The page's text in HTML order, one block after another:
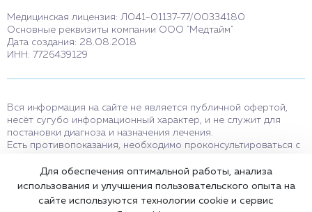
Медицинская лицензия: Л041-01137-77/00334180
Основные реквизиты компании ООО "Медтайм"
Дата создания: 28.08.2018
ИНН: 7726439129
Вся информация на сайте не является публичной офертой,
несёт сугубо информационный характер, и не служит для
постановки диагноза и назначения лечения.
Есть противопоказания, необходимо проконсультироваться с
мессенджерам и в соцсетях носят исключительно
информационный характер и не являются медицинскими
услугами.
Оставаясь на сайте вы соглашаетесь на использование cookies.
Для обеспечения оптимальной работы, анализа
использования и улучшения пользовательского опыта на
сайте используются технологии cookie и сервис